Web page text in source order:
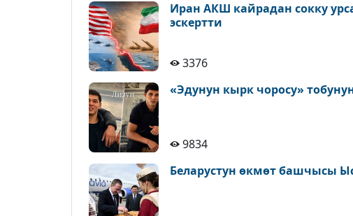
Иран АКШ кайрадан сокку
эскертти
3376
«Эдунун кырк чоросу»
9834
Беларустун өкмөт башчысы